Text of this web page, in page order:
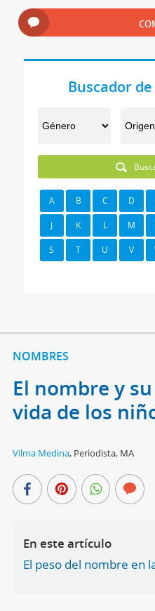
Buscador
A B C D
J K L M
S T U V
NOMBRES
El nombre y
vida de los
Vilma Medina, Periodista, MA
En este artículo
El peso del nombre en